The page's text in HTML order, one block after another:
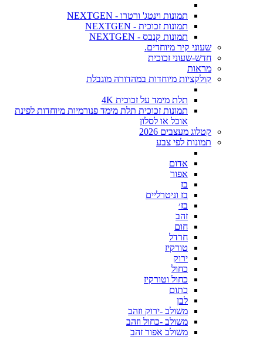
תמונות וינטג' ורטרו - NEXTGEN
תמונות זכוכית - NEXTGEN
תמונות קנבס - NEXTGEN
שעוני קיר מיוחדים.
חדש-שעוני זכוכית
מראות
קולקציות מיוחדות במהדורה מוגבלת
תלת מימד על זכוכית 4K
תמונות זכוכית תלת מימד פנורמיות מיוחדות לפינת
אוכל או לסלון
קטלוג מעצבים 2026
תמונות לפי צבע
אדום
אפור
בז
בז וניטרליים
בז׳
זהב
חום
חרדל
טורקיז
ירוק
כחול
כחול וטורקיז
כתום
לבן
משולב -ירוק וזהב
משולב -כחול וזהב
משולב אפור זהב